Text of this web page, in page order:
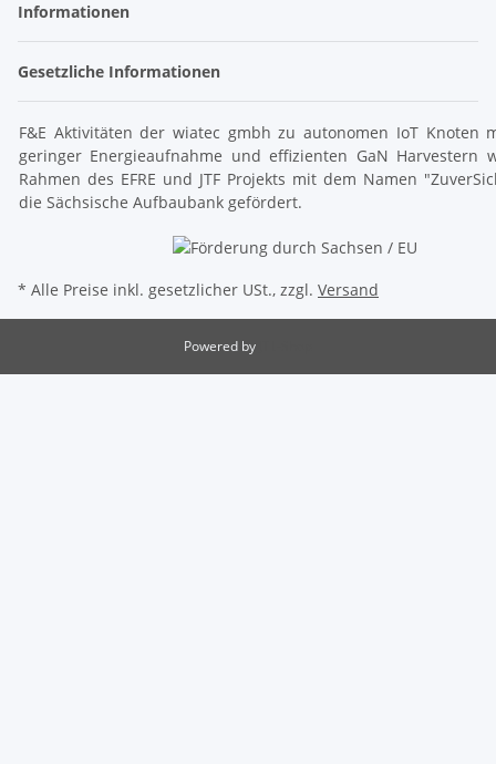
Informationen
Gesetzliche Informationen
F&E Aktivitäten der wiatec gmbh zu autonomen IoT Knoten
geringer Energieaufnahme und effizienten GaN Harvestern
Rahmen des EFRE und JTF Projekts mit dem Namen
die Sächsische Aufbaubank gefördert.
* Alle Preise inkl. gesetzlicher USt., zzgl. Versand
Powered by